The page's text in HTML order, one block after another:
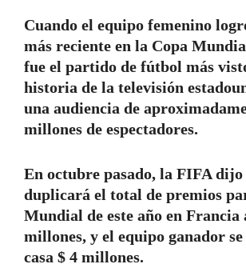
Cuando el equipo femenino
más reciente en la Copa
fue el partido de fútbol más
historia de la televisión
una audiencia de
millones de espectadores.
En octubre pasado, la FIFA dijo
duplicará el total de premios
Mundial de este año en Francia
millones, y el equipo ganador
casa $ 4 millones.